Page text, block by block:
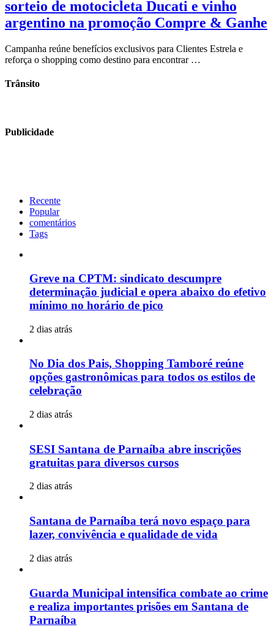
sorteio de motocicleta Ducati e vinho
argentino na promoção Compre & Ganhe
Campanha reúne benefícios exclusivos para Clientes Estrela e
reforça o shopping como destino para encontrar …
Trânsito
Publicidade
Recente
Popular
comentários
Tags
Greve na CPTM: sindicato descumpre
determinação judicial e opera abaixo do efetivo
mínimo no horário de pico
2 dias atrás
No Dia dos Pais, Shopping Tamboré reúne
opções gastronômicas para todos os estilos de
celebração
2 dias atrás
SESI Santana de Parnaíba abre inscrições
gratuitas para diversos cursos
2 dias atrás
Santana de Parnaíba terá novo espaço para
lazer, convivência e qualidade de vida
2 dias atrás
Guarda Municipal intensifica combate ao crime
e realiza importantes prisões em Santana de
Parnaíba